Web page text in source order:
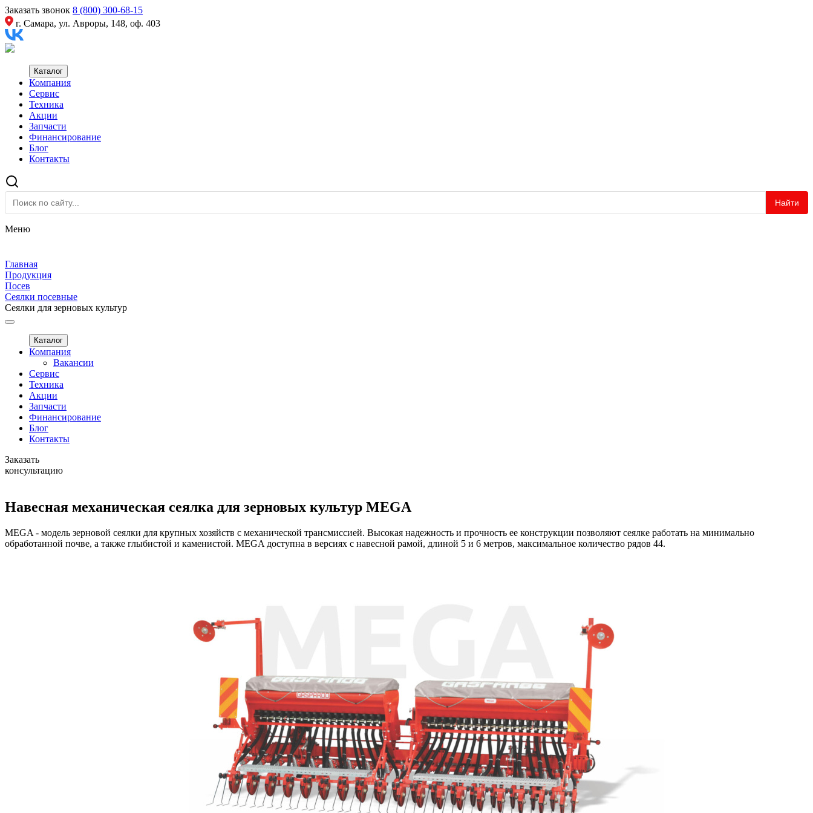
Заказать звонок 8 (800) 300-68-15
г. Самара, ул. Авроры, 148, оф. 403
Каталог
Компания
Сервис
Техника
Акции
Запчасти
Финансирование
Блог
Контакты
Найти
Меню
Главная
Продукция
Посев
Сеялки посевные
Сеялки для зерновых культур
Каталог
Компания
Вакансии
Сервис
Техника
Акции
Запчасти
Финансирование
Блог
Контакты
Заказать
консультацию
Навесная механическая сеялка для зерновых культур MEGA
MEGA - модель зерновой сеялки для крупных хозяйств с механической трансмиссией. Высокая надежность и прочность ее конструкции позволяют сеялке работать на минимально
обработанной почве, а также глыбистой и каменистой. MEGA доступна в версиях с навесной рамой, длиной 5 и 6 метров, максимальное количество рядов 44.